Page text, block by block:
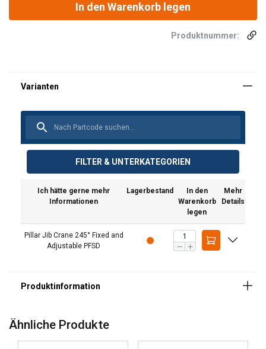
In den Warenkorb legen
Produktnummer:
FILTER & UNTERKATEGORIEN
Ich hätte gerne mehr
Informationen
Lagerbestand
In den
Warenkorb
legen
Mehr
Details
Pillar Jib Crane 245° Fixed and
Adjustable PFSD
Ähnliche Produkte